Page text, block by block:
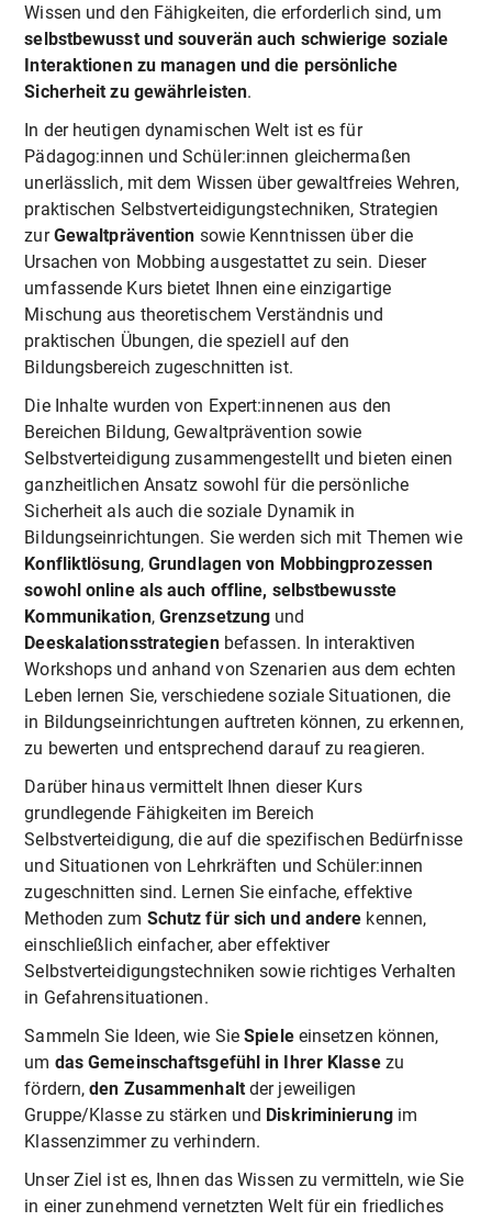
Wissen und den Fähigkeiten, die erforderlich sind, um
selbstbewusst und souverän auch schwierige soziale
Interaktionen zu managen und die persönliche
Sicherheit zu gewährleisten.
In der heutigen dynamischen Welt ist es für
Pädagog:innen und Schüler:innen gleichermaßen
unerlässlich, mit dem Wissen über gewaltfreies Wehren,
praktischen Selbstverteidigungstechniken, Strategien
zurGewaltprävention sowie Kenntnissen über die
Ursachen von Mobbing ausgestattet zu sein. Dieser
umfassende Kurs bietet Ihnen eine einzigartige
Mischung aus theoretischem Verständnis und
praktischen Übungen, die speziell auf den
Bildungsbereich zugeschnitten ist.
Die Inhalte wurden von Expert:innenen aus den
Bereichen Bildung, Gewaltprävention sowie
Selbstverteidigung zusammengestellt und bieten einen
ganzheitlichen Ansatz sowohl für die persönliche
Sicherheit als auch die soziale Dynamik in
Bildungseinrichtungen. Sie werden sich mit Themen wie
Konfliktlösung,Grundlagen von Mobbingprozessen
sowohl online als auch offline, selbstbewusste
Kommunikation, Grenzsetzung und
Deeskalationsstrategienbefassen. In interaktiven
Workshops und anhand von Szenarien aus dem echten
Leben lernen Sie, verschiedene soziale Situationen, die
in Bildungseinrichtungen auftreten können, zu erkennen,
zu bewerten und entsprechend darauf zu reagieren.
Darüber hinaus vermittelt Ihnen dieser Kurs
grundlegende Fähigkeiten im Bereich
Selbstverteidigung, die auf die spezifischen Bedürfnisse
und Situationen von Lehrkräften und Schüler:innen
zugeschnitten sind. Lernen Sie einfache, effektive
Methoden zum Schutz für sich und andere kennen,
einschließlich einfacher, aber effektiver
Selbstverteidigungstechniken sowie richtiges Verhalten
in Gefahrensituationen.
Sammeln Sie Ideen, wie Sie Spieleeinsetzen können,
um das Gemeinschaftsgefühl in Ihrer Klassezu
fördern,den Zusammenhaltder jeweiligen
Gruppe/Klasse zu stärken und Diskriminierungim
Klassenzimmer zu verhindern.
Unser Ziel ist es, Ihnen das Wissen zu vermitteln, wie Sie
in einer zunehmend vernetzten Welt für ein friedliches